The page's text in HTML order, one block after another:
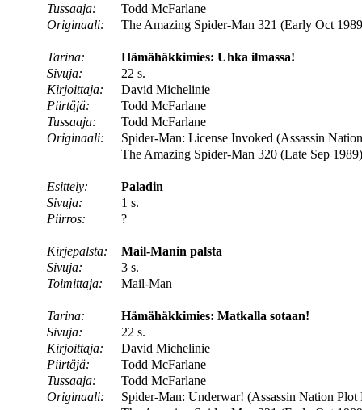
Tussaaja:
Todd McFarlane
Originaali:
The Amazing Spider-Man 321 (Early Oct
Tarina:
Hämähäkkimies: Uhka ilmassa!
Sivuja:
22 s.
Kirjoittaja:
David Michelinie
Piirtäjä:
Todd McFarlane
Tussaaja:
Todd McFarlane
Originaali:
Spider-Man: License Invoked (Assassin
The Amazing Spider-Man 320 (Late Sep 1989)
Esittely:
Paladin
Sivuja:
1 s.
Piirros:
?
Kirjepalsta:
Mail-Manin palsta
Sivuja:
3 s.
Toimittaja:
Mail-Man
Tarina:
Hämähäkkimies: Matkalla sotaan!
Sivuja:
22 s.
Kirjoittaja:
David Michelinie
Piirtäjä:
Todd McFarlane
Tussaaja:
Todd McFarlane
Originaali:
Spider-Man: Underwar! (Assassin Nation Plot